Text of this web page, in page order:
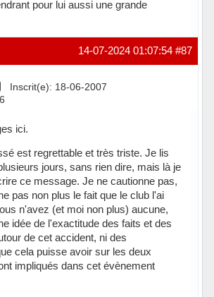
pour lui aussi une grande
#87
14-07-2024 01:07:54
Inscrit(e): 18-06-2007
ici.
est regrettable et très triste. Je lis
jours, sans rien dire, mais là je
ce message. Je ne cautionne pas,
pas non plus le fait que le club l'ai
n'avez (et moi non plus) aucune,
idée de l'exactitude des faits et des
de cet accident, ni des
cela puisse avoir sur les deux
impliqués dans cet évènement